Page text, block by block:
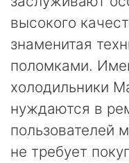
высокого
знаменитая
поломками.
холодильники
нуждаются в
пользователей
не требует